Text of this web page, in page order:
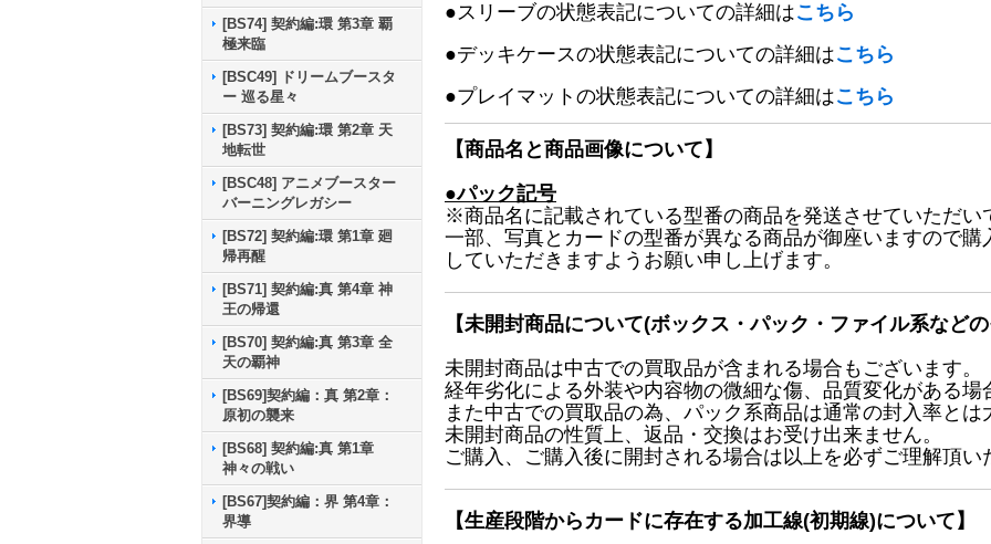
[BS74] 契約編:環 第3章 覇
極来臨
[BSC49] ドリームブースタ
ー 巡る星々
[BS73] 契約編:環 第2章 天
地転世
[BSC48] アニメブースター
バーニングレガシー
[BS72] 契約編:環 第1章 廻
帰再醒
[BS71] 契約編:真 第4章 神
王の帰還
[BS70] 契約編:真 第3章 全
天の覇神
[BS69]契約編：真 第2章：
原初の襲来
[BS68] 契約編:真 第1章
神々の戦い
[BS67]契約編：界 第4章：
界導
●スリーブの状態表記についての詳細はこちら
●デッキケースの状態表記についての詳細はこちら
●プレイマットの状態表記についての詳細はこちら
【商品名と商品画像について】
●パック記号
※商品名に記載されている型番の商品を発送させていただい
一部、写真とカードの型番が異なる商品が御座いますので
していただきますようお願い申し上げます。
【未開封商品について(ボックス・パック・ファイル系など
未開封商品は中古での買取品が含まれる場合もございます。
経年劣化による外装や内容物の微細な傷、品質変化がある場
また中古での買取品の為、パック系商品は通常の封入率とは
未開封商品の性質上、返品・交換はお受け出来ません。
ご購入、ご購入後に開封される場合は以上を必ずご理解頂い
【生産段階からカードに存在する加工線(初期線)について】